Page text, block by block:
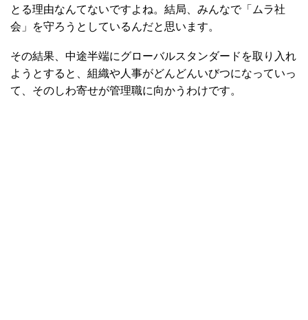
とる理由なんてないですよね。結局、みんなで「ムラ社
会」を守ろうとしているんだと思います。
その結果、中途半端にグローバルスタンダードを取り入れ
ようとすると、組織や人事がどんどんいびつになっていっ
て、そのしわ寄せが管理職に向かうわけです。